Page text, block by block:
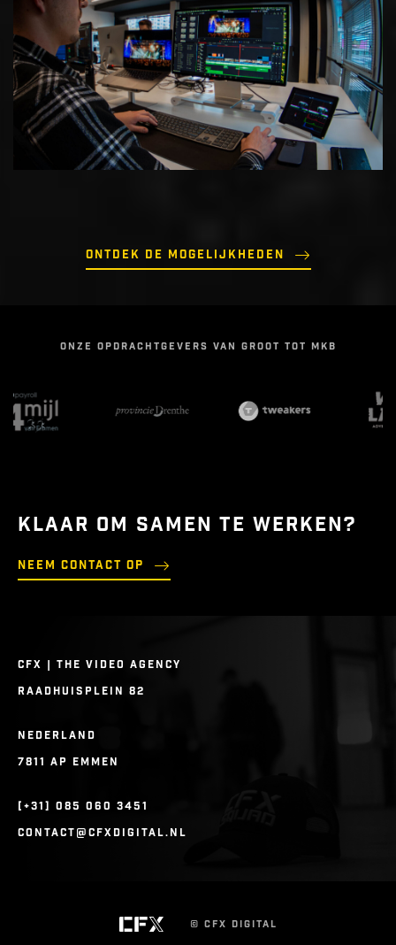
Ontdek de mogelijkheden
ONZE OPDRACHTGEVERS VAN GROOT TOT MKB
KLAAR OM SAMEN TE WERKEN?
Neem contact op
CFX | THE VIDEO AGENCY
RAADHUISPLEIN 82
NEDERLAND
7811 AP EMMEN
[+31] 085 060 3451
CONTACT@CFXDIGITAL.NL
© CFX DIGITAL